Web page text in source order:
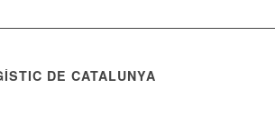
DE CATALUNYA